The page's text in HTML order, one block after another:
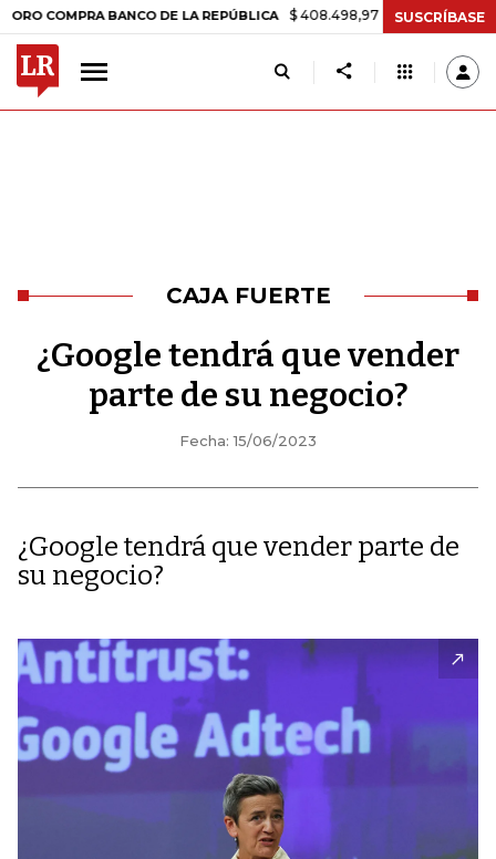
BANCO DE LA REPÚBLICA $ 408.498,97 +$ 8.753,81 +2,19%
SUSCRÍBASE
CAJA FUERTE
¿Google tendrá que vender
parte de su negocio?
Fecha: 15/06/2023
¿Google tendrá que vender parte de
su negocio?